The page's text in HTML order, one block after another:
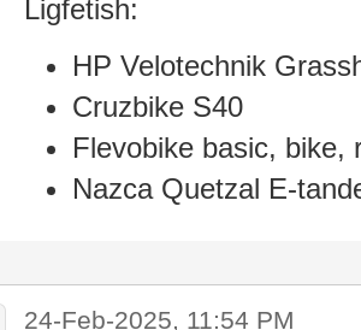
Ligfetish:
HP Velotechnik
Cruzbike S40
Flevobike basic, bike,
Nazca Quetzal E-
24-Feb-2025, 11:54 PM